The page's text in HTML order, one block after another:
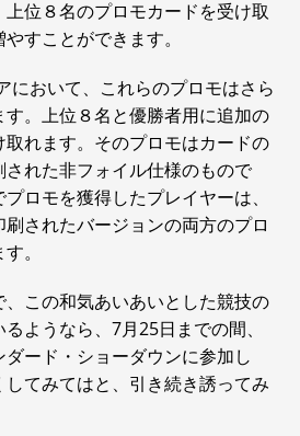
位８名のプロモカードを受け取
すことができます。
において、これらのプロモはさら
。上位８名と優勝者用に追加の
れます。そのプロモはカードの
れた非フォイル仕様のもので
ロモを獲得したプレイヤーは、
されたバージョンの両方のプロ
。
この和気あいあいとした競技の
ようなら、7月25日までの間、
ード・ショーダウンに参加し
てみてはと、引き続き誘ってみ